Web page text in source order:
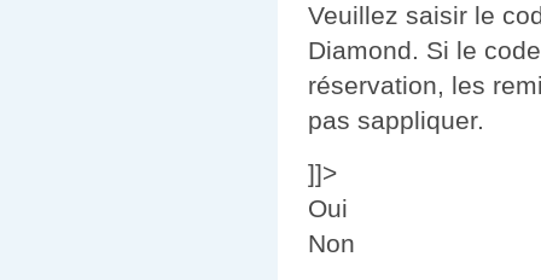
Veuillez saisir le
Diamond. Si le
réservation, les
pas sappliquer.
]]>
Oui
Non